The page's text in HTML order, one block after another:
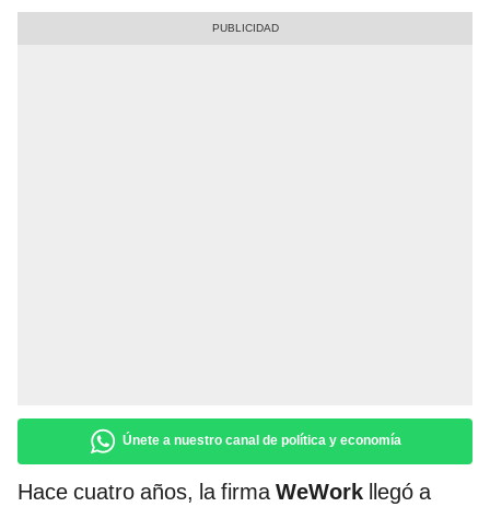
Únete a nuestro canal de política y economía
Hace cuatro años, la firmaWeWork llegó a